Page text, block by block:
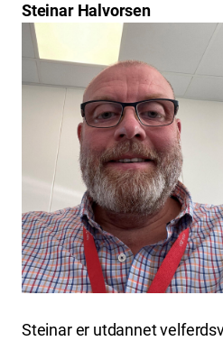
Steinar Halvorsen
Steinar er utdannet